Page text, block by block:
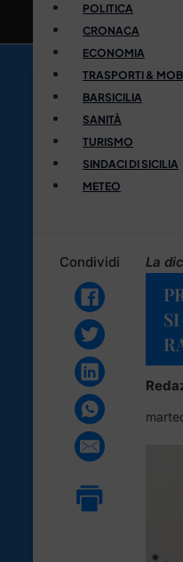
POLITICA
CRONACA
ECONOMIA
TRASPORTI &
BARSICILIA
SANITÀ
TURISMO
SINDACI DI SICILIA
METEO
Condividi La